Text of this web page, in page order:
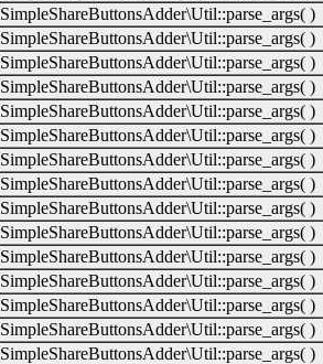
SimpleShareButtonsAdder\Util::parse_args( )
SimpleShareButtonsAdder\Util::parse_args( )
SimpleShareButtonsAdder\Util::parse_args( )
SimpleShareButtonsAdder\Util::parse_args( )
SimpleShareButtonsAdder\Util::parse_args( )
SimpleShareButtonsAdder\Util::parse_args( )
SimpleShareButtonsAdder\Util::parse_args( )
SimpleShareButtonsAdder\Util::parse_args( )
SimpleShareButtonsAdder\Util::parse_args( )
SimpleShareButtonsAdder\Util::parse_args( )
SimpleShareButtonsAdder\Util::parse_args( )
SimpleShareButtonsAdder\Util::parse_args( )
SimpleShareButtonsAdder\Util::parse_args( )
SimpleShareButtonsAdder\Util::parse_args( )
SimpleShareButtonsAdder\Util::parse_args( )